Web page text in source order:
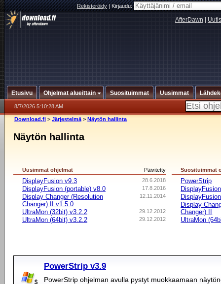
Rekisteröidy|Kirjaudu:
AfterDawn
Etusivu Ohjelmat alueittain Suosituimmat Uusimmat
8/7/2026 5:10:28 AM
Download.fi > Järjestelmä > Näytön hallinta
Näytön hallinta
Päivitetty
Uusimmat ohjelmat
28.6.2018
DisplayFusion v9.3
17.8.2016
DisplayFusion (portable) v8.0
12.11.2014
Display Changer (Resolution
Changer) II v1.5.0
29.12.2012
UltraMon (32bit) v3.2.2
29.12.2012
UltraMon (64bit) v3.2.2
Suosituimmat
PowerStrip
DisplayFusion
Display
Changer) II
UltraMon
PowerStrip v3.9
PowerStrip ohjelman avulla pystyt muokkaamaan